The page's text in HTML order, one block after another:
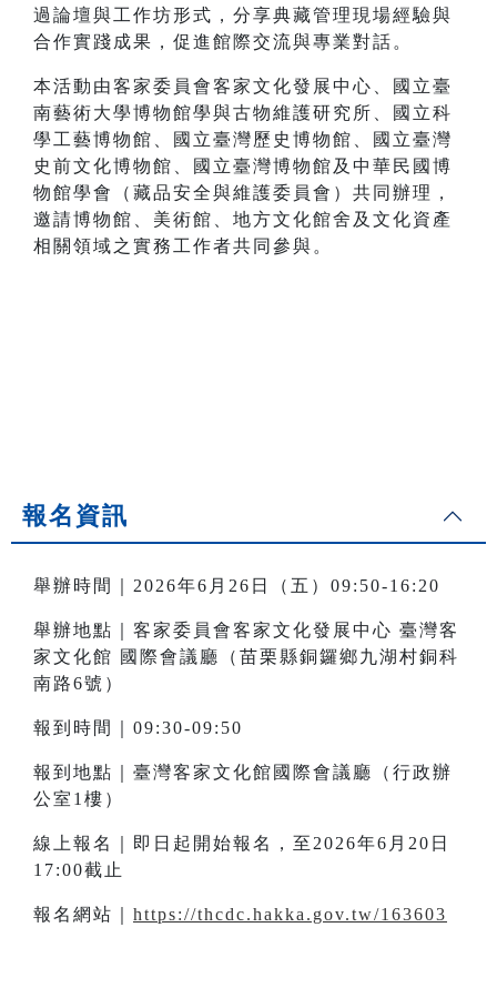
過論壇與工作坊形式，分享典藏管理現場經驗與
合作實踐成果，促進館際交流與專業對話。
本活動由客家委員會客家文化發展中心、國立臺
南藝術大學博物館學與古物維護研究所、國立科
學工藝博物館、國立臺灣歷史博物館、國立臺灣
史前文化博物館、國立臺灣博物館及中華民國博
物館學會（藏品安全與維護委員會）共同辦理，
邀請博物館、美術館、地方文化館舍及文化資產
相關領域之實務工作者共同參與。
報名資訊
舉辦時間｜2026年6月26日（五）09:50-16:20
舉辦地點｜客家委員會客家文化發展中心 臺灣客
家文化館 國際會議廳（苗栗縣銅鑼鄉九湖村銅科
南路6號）
報到時間｜09:30-09:50
報到地點｜臺灣客家文化館國際會議廳（行政辦
公室1樓）
線上報名｜即日起開始報名，至2026年6月20日
17:00截止
報名網站｜ https://thcdc.hakka.gov.tw/163603